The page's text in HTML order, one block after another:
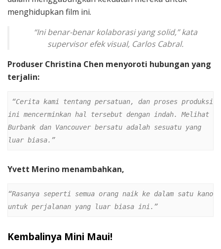
menghidupkan film ini.
“Ini benar-benar kolaborasi yang solid,”kata
supervisor efek visual, Carlos Cabral.
Produser Christina Chen menyoroti hubungan yang
terjalin:
“Cerita kami tentang persatuan, dan proses produksi
ini mencerminkan hal tersebut dengan indah. Melihat
Burbank dan Vancouver bersatu adalah sesuatu yang
luar biasa.”
Yvett Merino menambahkan,
“Rasanya seperti semua orang naik ke dalam satu kano
untuk perjalanan yang luar biasa ini.”
Kembalinya Mini Maui!